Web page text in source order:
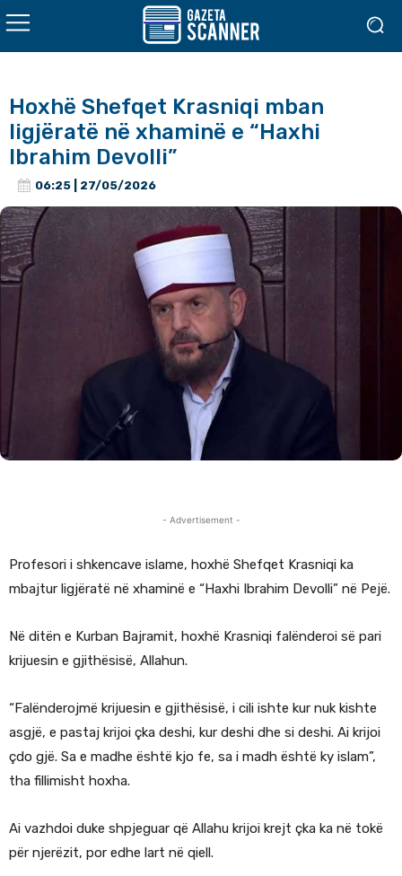
Hoxhë Shefqet Krasniqi mban
ligjëratë në xhaminë e “Haxhi
Ibrahim Devolli”
06:25 | 27/05/2026
- Advertisement -
Profesori i shkencave islame, hoxhë Shefqet Krasniqi ka
mbajtur ligjëratë në xhaminë e “Haxhi Ibrahim Devolli” në Pejë.
Në ditën e Kurban Bajramit, hoxhë Krasniqi falënderoi së pari
krijuesin e gjithësisë, Allahun.
“Falënderojmë krijuesin e gjithësisë, i cili ishte kur nuk kishte
asgjë, e pastaj krijoi çka deshi, kur deshi dhe si deshi. Ai krijoi
çdo gjë. Sa e madhe është kjo fe, sa i madh është ky islam”,
tha fillimisht hoxha.
Ai vazhdoi duke shpjeguar që Allahu krijoi krejt çka ka në tokë
për njerëzit, por edhe lart në qiell.